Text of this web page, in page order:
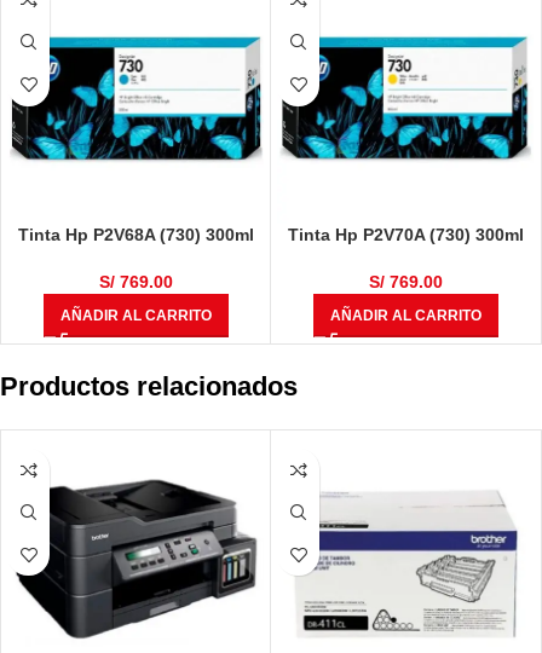
Tinta Hp P2V68A (730) 300ml
S/769.00
AÑADIR AL CARRITO
Tinta Hp P2V70A (730) 300ml
S/769.00
AÑADIR AL CARRITO
Productos relacionados